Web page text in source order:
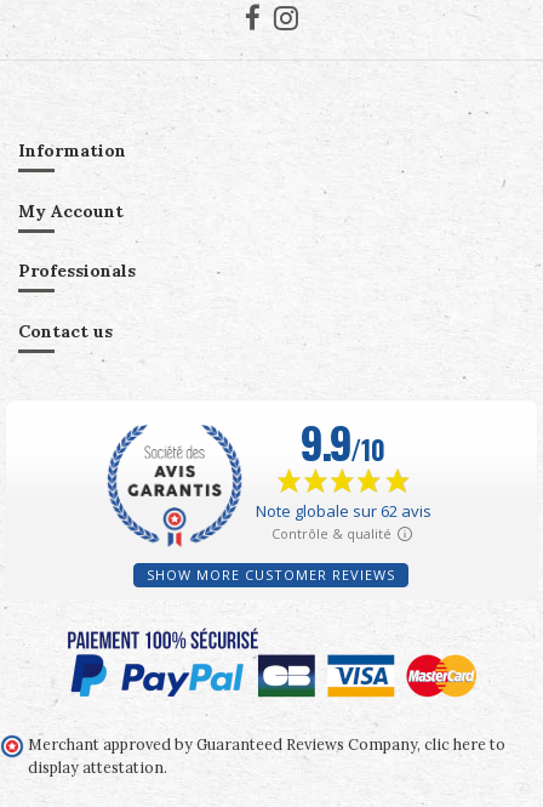
Information
My Account
Professionals
Contact us
SHOW MORE CUSTOMER REVIEWS
Merchant approved by Guaranteed Reviews Company, clic here to
display attestation.